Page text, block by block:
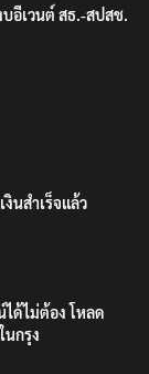
อีเวนต์ สธ.-สปสช.
นสำเร็จแล้ว
ได้ไม่ต้อง โหลด
นกรุง